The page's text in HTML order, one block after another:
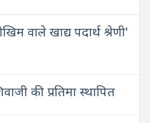
वाले खाद्य पदार्थ श्रेणी'
की प्रतिमा स्थापित